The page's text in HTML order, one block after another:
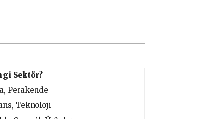
Sektör?
Perakende
Teknoloji